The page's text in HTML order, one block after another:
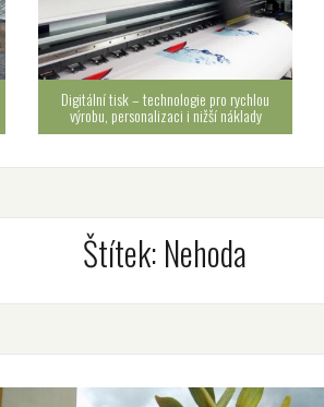
Digitální tisk – technologie pro rychlou
výrobu, personalizaci i nižší náklady
Štítek: Nehoda